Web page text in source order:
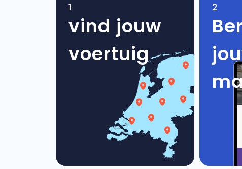
1
vind jouw
voertuig
2